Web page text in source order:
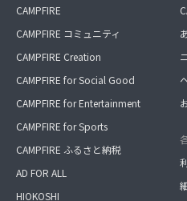
CAMPFIRE
CAMPFIRE コミュニティ
CAMPFIRE Creation
CAMPFIRE for Social Good
CAMPFIRE for Entertainment
CAMPFIRE for Sports
CAMPFIRE ふるさと納税
AD FOR ALL
HIOKOSHI